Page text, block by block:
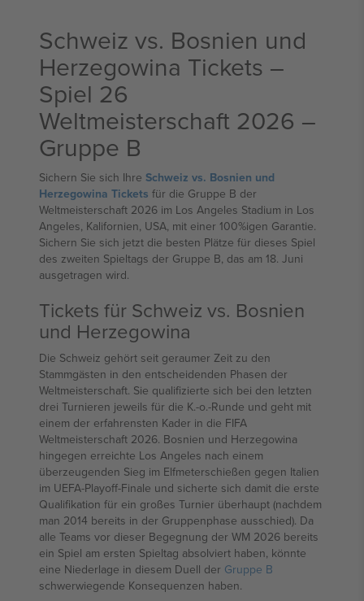
Schweiz vs. Bosnien und
Herzegowina Tickets –
Spiel 26
Weltmeisterschaft 2026 –
Gruppe B
Sichern Sie sich Ihre Schweiz vs. Bosnien und
Herzegowina Tickets für die Gruppe B der
Weltmeisterschaft 2026 im Los Angeles Stadium in Los
Angeles, Kalifornien, USA, mit einer 100%igen Garantie.
Sichern Sie sich jetzt die besten Plätze für dieses Spiel
des zweiten Spieltags der Gruppe B, das am 18. Juni
ausgetragen wird.
Tickets für Schweiz vs. Bosnien
und Herzegowina
Die Schweiz gehört seit geraumer Zeit zu den
Stammgästen in den entscheidenden Phasen der
Weltmeisterschaft. Sie qualifizierte sich bei den letzten
drei Turnieren jeweils für die K.-o.-Runde und geht mit
einem der erfahrensten Kader in die FIFA
Weltmeisterschaft 2026. Bosnien und Herzegowina
hingegen erreichte Los Angeles nach einem
überzeugenden Sieg im Elfmeterschießen gegen Italien
im UEFA-Playoff-Finale und sicherte sich damit die erste
Qualifikation für ein großes Turnier überhaupt (nachdem
man 2014 bereits in der Gruppenphase ausschied). Da
alle Teams vor dieser Begegnung der WM 2026 bereits
ein Spiel am ersten Spieltag absolviert haben, könnte
eine Niederlage in diesem Duell der Gruppe B
schwerwiegende Konsequenzen haben.